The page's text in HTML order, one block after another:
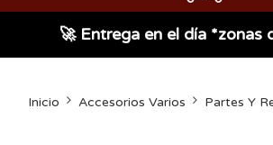
🚀 Entrega en el día *zonas
Inicio Accesorios Varios Partes Y